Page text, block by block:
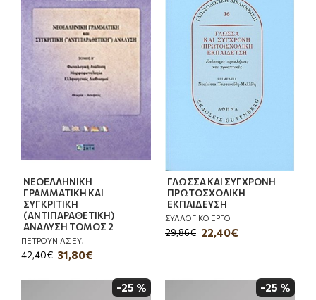
ΝΕΟΕΛΛΗΝΙΚΗ
ΓΡΑΜΜΑΤΙΚΗ ΚΑΙ
ΣΥΓΚΡΙΤΙΚΗ
(ΑΝΤΙΠΑΡΑΘΕΤΙΚΗ)
ΑΝΑΛΥΣΗ ΤΟΜΟΣ 2
ΠΕΤΡΟΥΝΙΑΣ ΕΥ.
31,80€
42,40€
ΓΛΩΣΣΑ ΚΑΙ ΣΥΓΧΡΟΝΗ
ΠΡΩΤΟΣΧΟΛΙΚΗ
ΕΚΠΑΙΔΕΥΣΗ
ΣΥΛΛΟΓΙΚΟ ΕΡΓΟ
22,40€
29,86€
-25 % -25 %